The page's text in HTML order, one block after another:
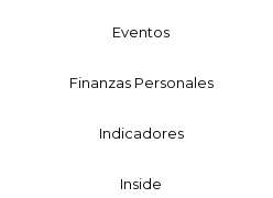
Eventos
Finanzas Personales
Indicadores
Inside